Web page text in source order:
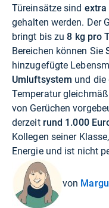
Türeinsätze sind extra
gehalten werden. Der
bringt bis zu8 kg pro
Bereichen können Sie
hinzugefügte
Umluftsystem und die
Temperatur
von Gerüchen
derzeitrund 1.000
Kollegen seiner
Energie und ist nicht
von